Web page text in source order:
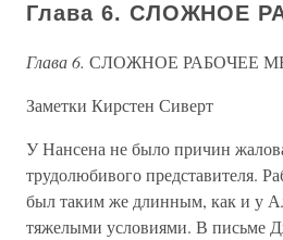
Глава 6. СЛОЖНОЕ
Глава 6. СЛОЖНОЕ РАБОЧЕЕ
Заметки Кирстен Сиверт
У Нансена не было причин
трудолюбивого представителя.
был таким же длинным, как и у
тяжелыми условиями. В письме